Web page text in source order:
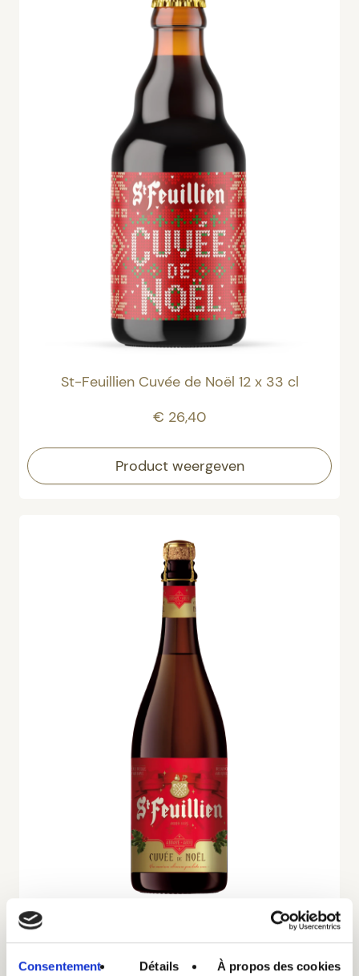
Consentement Détails À propos des cookies
St-Feuillien Cuvée de Noël 12 x 33 cl
€ 26,40
Product weergeven
St-Feuillien Cuvée de Noël 6 x 75cl
€ 35,00